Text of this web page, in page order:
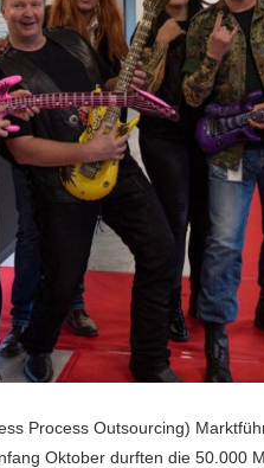
Process Outsourcing)
Oktober durften die 50.000